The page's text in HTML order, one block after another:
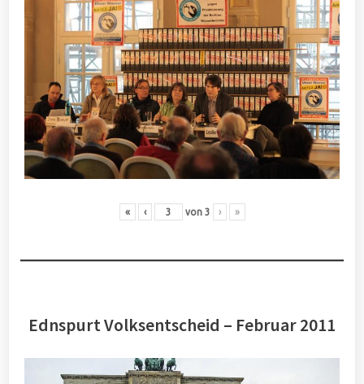
« ‹ von 3 › »
Ednspurt Volksentscheid – Februar 2011